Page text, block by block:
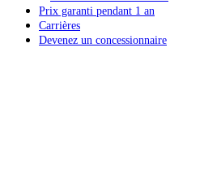
Prix garanti pendant 1 an
Carrières
Devenez un concessionnaire